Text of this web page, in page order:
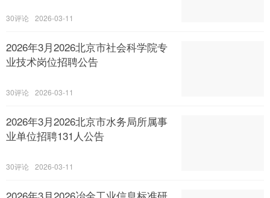
30 2026-03-11
2026年3月2026北京市社会科学院专
业技术岗位招聘公告
30 2026-03-11
2026年3月2026北京市水务局所属事
业单位招聘131人公告
30 2026-03-11